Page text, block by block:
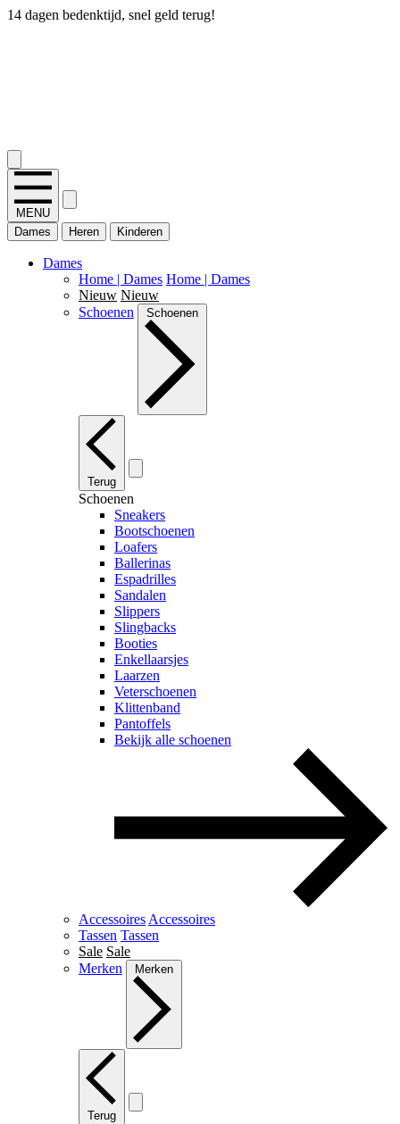
14 dagen bedenktijd, snel geld terug!
MENU
Dames
Heren Kinderen
Dames
Home | Dames Home | Dames
Nieuw Nieuw
Schoenen
Schoenen
Terug
Schoenen
Sneakers
Bootschoenen
Loafers
Ballerinas
Espadrilles
Sandalen
Slippers
Slingbacks
Booties
Enkellaarsjes
Laarzen
Veterschoenen
Klittenband
Pantoffels
Bekijk alle schoenen
Accessoires Accessoires
Tassen Tassen
Sale Sale
Merken
Merken
Terug